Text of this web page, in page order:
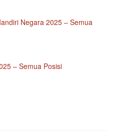
Negara 2025 – Semua
– Semua Posisi